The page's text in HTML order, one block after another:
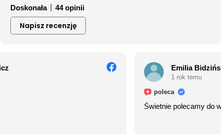
Doskonała
44 opinii
Napisz recenzję